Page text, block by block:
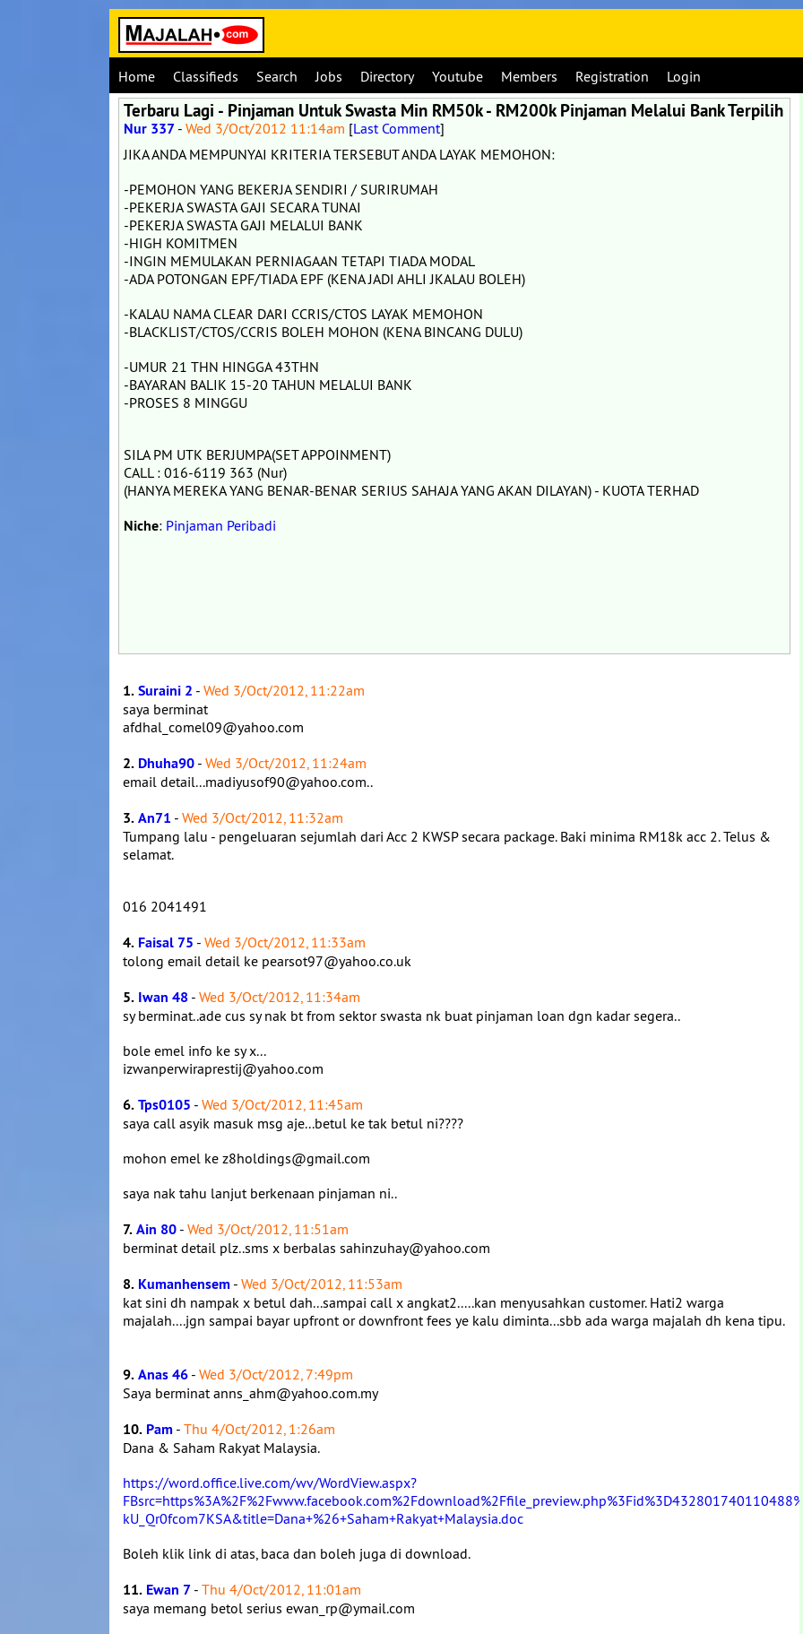
Home Classifieds Search Jobs Directory Youtube Members Registration Login
Terbaru Lagi - Pinjaman Untuk Swasta Min RM50k - RM200k Pinjaman Melalui Bank Terpilih
Nur 337 - Wed 3/Oct/2012 11:14am [Last Comment]
JIKA ANDA MEMPUNYAI KRITERIA TERSEBUT ANDA LAYAK MEMOHON:
-PEMOHON YANG BEKERJA SENDIRI / SURIRUMAH
-PEKERJA SWASTA GAJI SECARA TUNAI
-PEKERJA SWASTA GAJI MELALUI BANK
-HIGH KOMITMEN
-INGIN MEMULAKAN PERNIAGAAN TETAPI TIADA MODAL
-ADA POTONGAN EPF/TIADA EPF (KENA JADI AHLI JKALAU BOLEH)
-KALAU NAMA CLEAR DARI CCRIS/CTOS LAYAK MEMOHON
-BLACKLIST/CTOS/CCRIS BOLEH MOHON (KENA BINCANG DULU)
-UMUR 21 THN HINGGA 43THN
-BAYARAN BALIK 15-20 TAHUN MELALUI BANK
-PROSES 8 MINGGU
SILA PM UTK BERJUMPA(SET APPOINMENT)
CALL : 016-6119 363 (Nur)
(HANYA MEREKA YANG BENAR-BENAR SERIUS SAHAJA YANG AKAN DILAYAN) - KUOTA TERHAD
Niche: Pinjaman Peribadi
1.Suraini 2 - Wed 3/Oct/2012, 11:22am
saya berminat
afdhal_comel09@yahoo.com
2. Dhuha90 - Wed 3/Oct/2012, 11:24am
email detail...madiyusof90@yahoo.com..
3.An71 - Wed 3/Oct/2012, 11:32am
Tumpang lalu - pengeluaran sejumlah dari Acc 2 KWSP secara package. Baki minima RM18k acc 2. Telus &
selamat.
016 2041491
4. Faisal 75 - Wed 3/Oct/2012, 11:33am
tolong email detail ke pearsot97@yahoo.co.uk
5. Iwan 48 - Wed 3/Oct/2012, 11:34am
sy berminat..ade cus sy nak bt from sektor swasta nk buat pinjaman loan dgn kadar segera..
bole emel info ke sy x...
izwanperwiraprestij@yahoo.com
6.Tps0105 - Wed 3/Oct/2012, 11:45am
saya call asyik masuk msg aje...betul ke tak betul ni????
mohon emel ke z8holdings@gmail.com
saya nak tahu lanjut berkenaan pinjaman ni..
7.Ain 80 - Wed 3/Oct/2012, 11:51am
berminat detail plz..sms x berbalas sahinzuhay@yahoo.com
8. Kumanhensem - Wed 3/Oct/2012, 11:53am
kat sini dh nampak x betul dah...sampai call x angkat2.....kan menyusahkan customer. Hati2 warga
majalah....jgn sampai bayar upfront or downfront fees ye kalu diminta...sbb ada warga majalah dh kena tipu.
9.Anas 46 - Wed 3/Oct/2012, 7:49pm
Saya berminat anns_ahm@yahoo.com.my
10. Pam - Thu 4/Oct/2012, 1:26am
Dana & Saham Rakyat Malaysia.
https://word.office.live.com/wv/WordView.aspx?
kU_Qr0fcom7KSA&title=Dana+%26+Saham+Rakyat+Malaysia.doc
Boleh klik link di atas, baca dan boleh juga di download.
11. Ewan 7 - Thu 4/Oct/2012, 11:01am
saya memang betol serius ewan_rp@ymail.com